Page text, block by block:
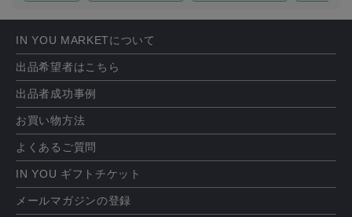
IN YOU MARKETについて
出品希望者はこちら
出品者成功事例
お買い物方法
よくあるご質問
IN YOU ギフトチケット
メールマガジンの登録